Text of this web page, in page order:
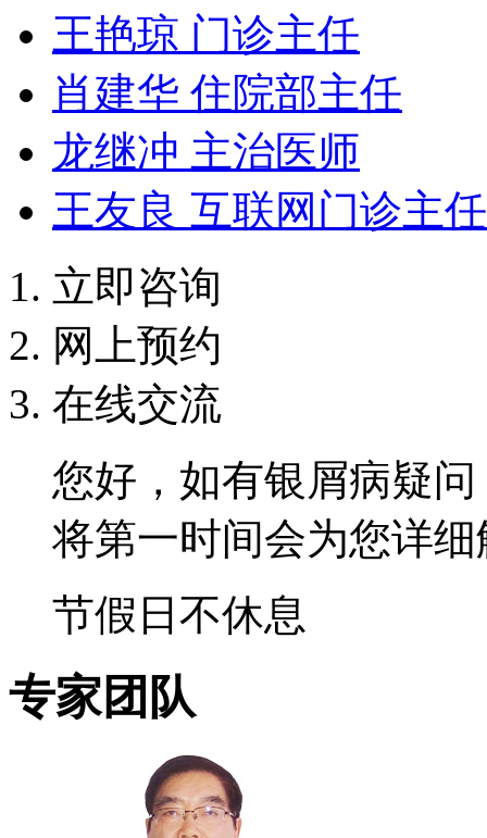
王艳琼 门诊主任
肖建华 住院部主任
龙继冲 主治医师
王友良 互联网门诊主任
立即咨询
网上预约
在线交流
您好，如有银屑病疑
将第一时间会为您详
节假日不休息
专家团队